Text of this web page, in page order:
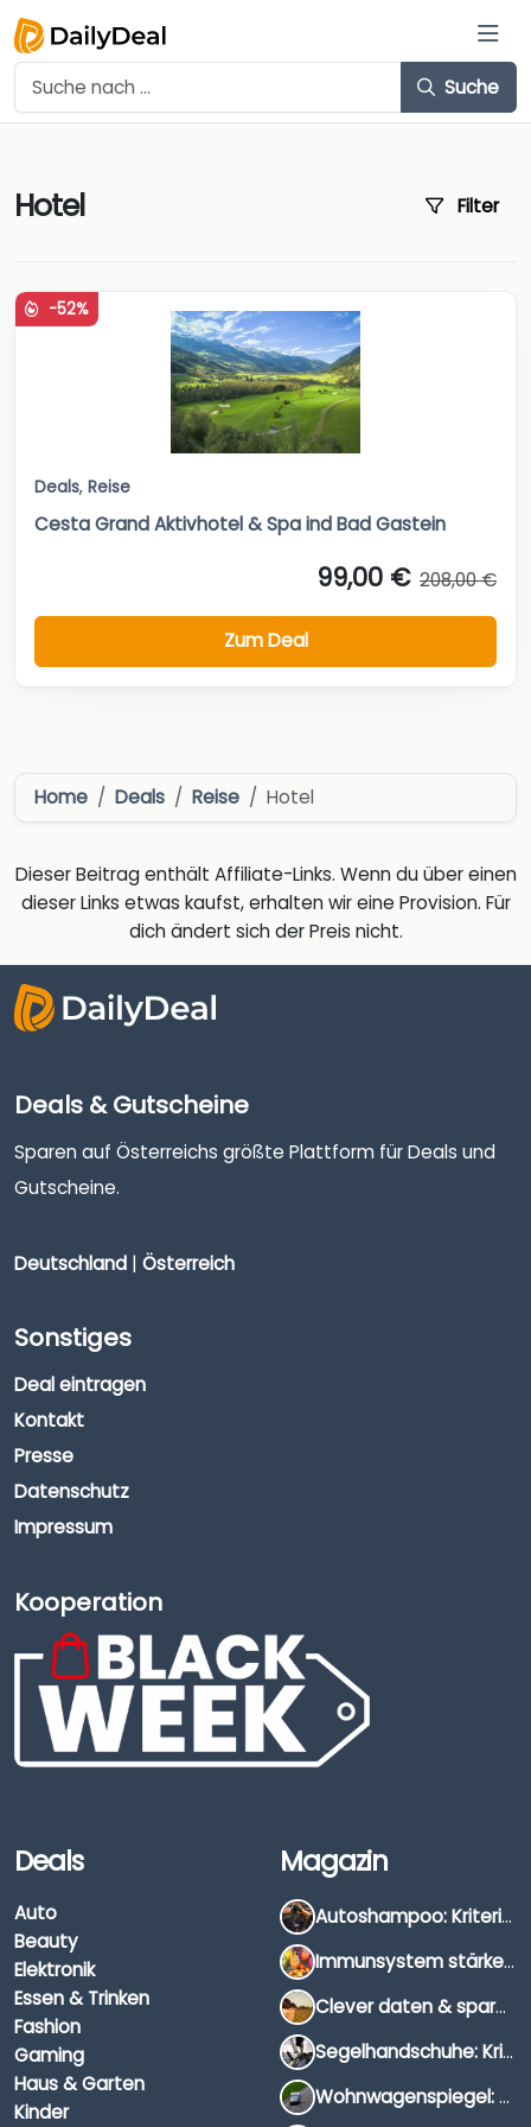
Suche
Hotel Filter
-52%
Deals, Reise
Cesta Grand Aktivhotel & Spa ind Bad Gastein
99,00 € 208,00 €
Zum Deal
Home Deals Reise Hotel
Dieser Beitrag enthält Affiliate-Links. Wenn du über einen
dieser Links etwas kaufst, erhalten wir eine Provision. Für
dich ändert sich der Preis nicht.
Deals & Gutscheine
Sparen auf Österreichs größte Plattform für Deals und
Gutscheine.
Deutschland | Österreich
Sonstiges
Deal eintragen
Kontakt
Presse
Datenschutz
Impressum
Kooperation
Deals
Auto
Beauty
Elektronik
Essen & Trinken
Fashion
Gaming
Haus & Garten
Kinder
Magazin
Autoshampoo: Kriterien, Unterschiede & Anwendung
Immunsystem stärken: Hausmittel, Vitamine & Wissenswertes
Clever daten & sparen: So findest du die besten Deals für Dates und Unternehmungen
Segelhandschuhe: Kriterien, Materialien & Tipps
Wohnwagenspiegel: Auswahl, Preise & Montage